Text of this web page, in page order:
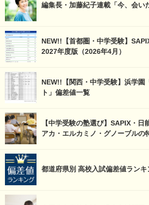
編集長・加藤紀子連載「今、会い
NEW!!【首都圏・中学受験】
2027年度版（2026年4月）
NEW!!【関西・中学受験】浜学園
ト」偏差値一覧
【中学受験の塾選び】SAPIX・日
アカ・エルカミノ・グノーブルの
都道府県別 高校入試偏差値ランキ